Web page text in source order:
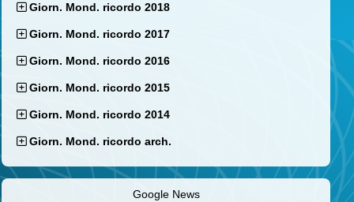
Giorn. Mond. ricordo 2018
Giorn. Mond. ricordo 2017
Giorn. Mond. ricordo 2016
Giorn. Mond. ricordo 2015
Giorn. Mond. ricordo 2014
Giorn. Mond. ricordo arch.
Google News